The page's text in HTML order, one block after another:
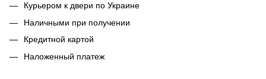
Курьером к двери по Украине
Наличными при получении
Кредитной картой
Наложенный платеж